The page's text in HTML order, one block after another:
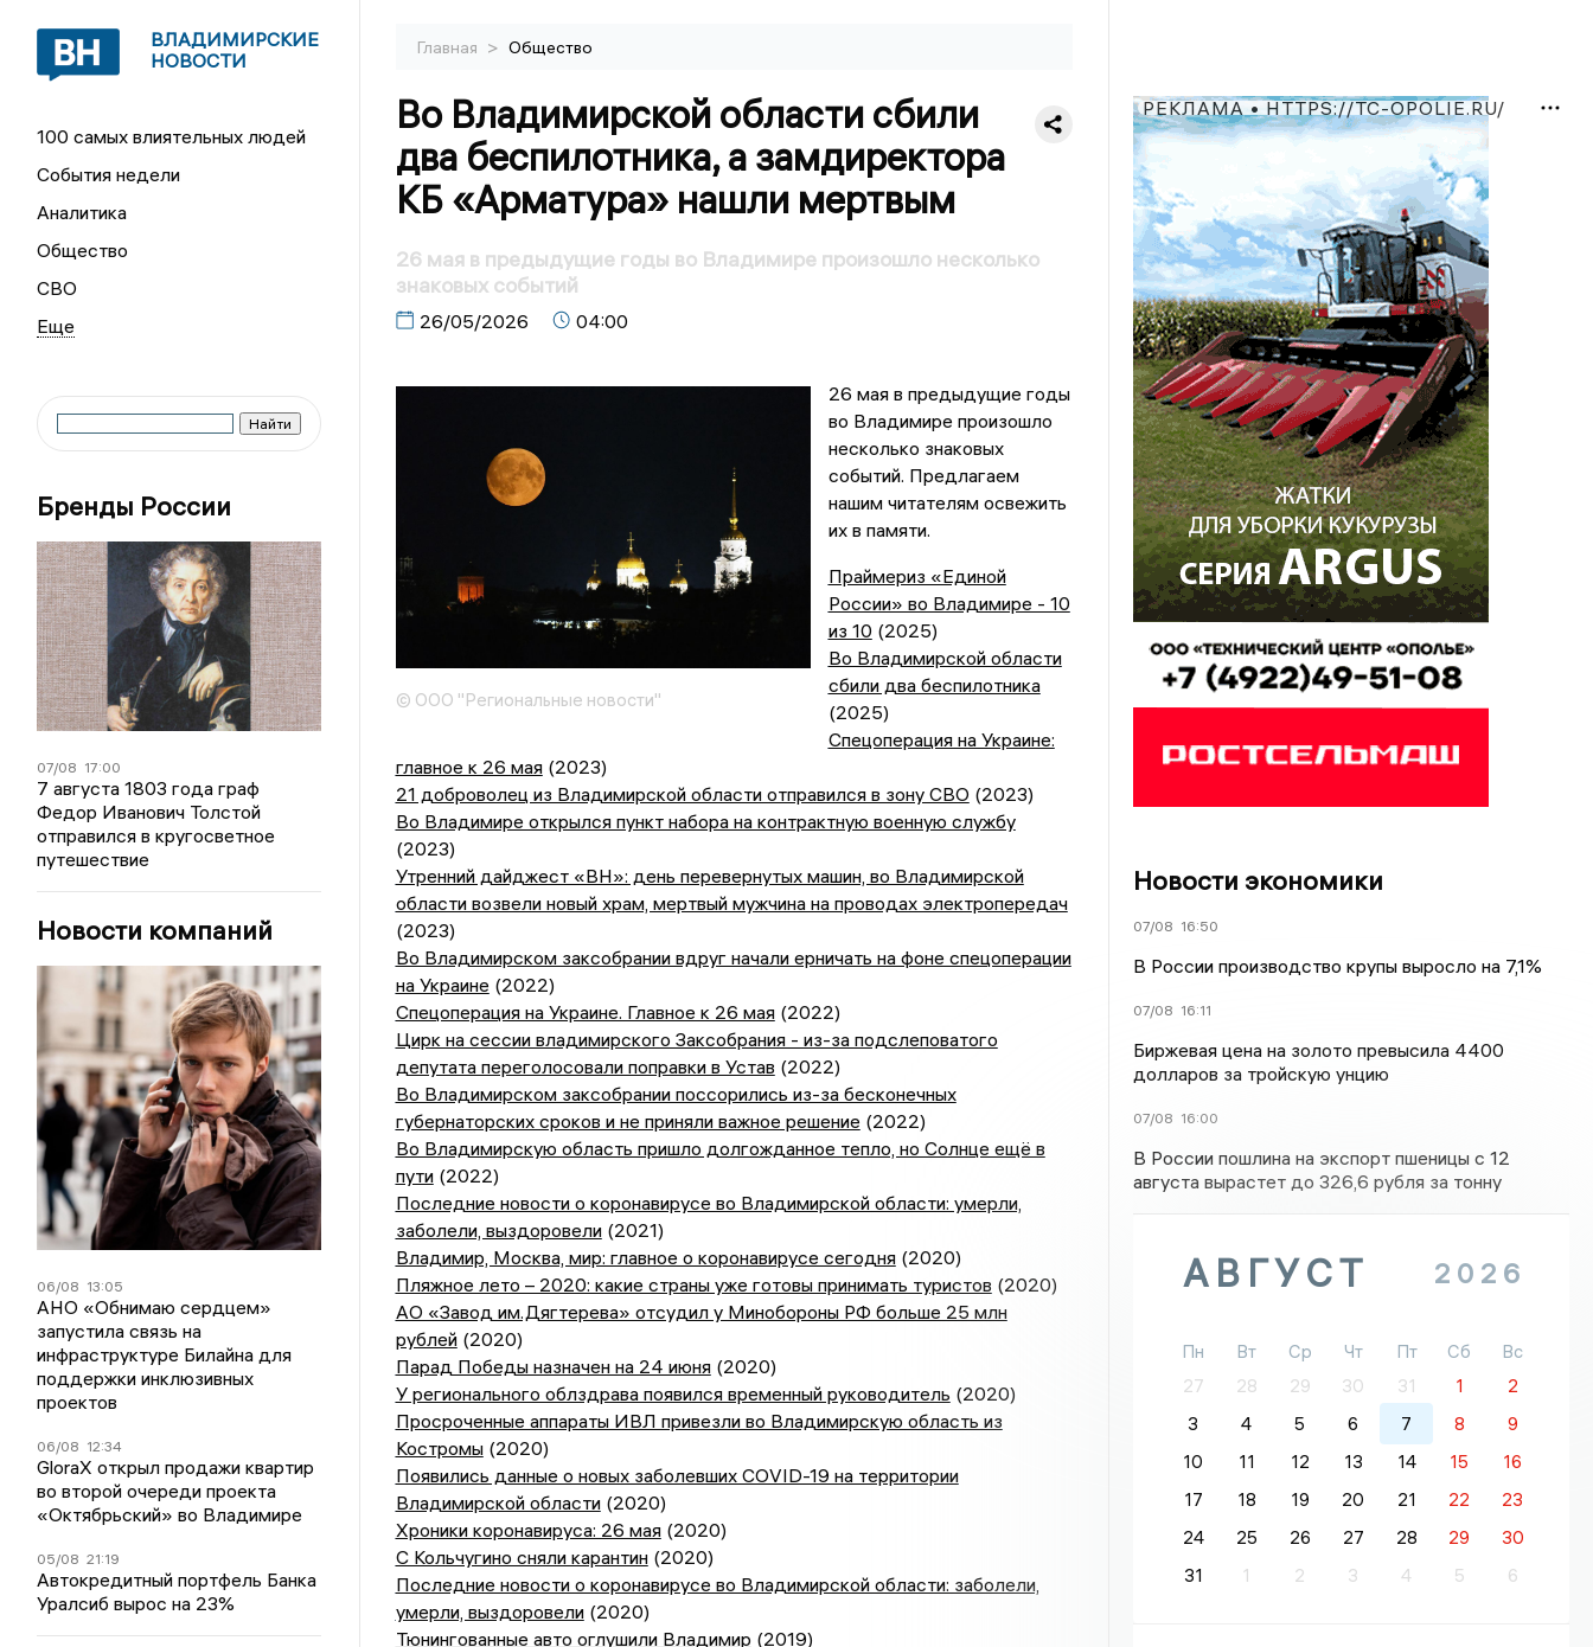
ВЛАДИМИРСКИЕ
НОВОСТИ
100 самых влиятельных людей
События недели
Аналитика
Общество
СВО
Бренды России
07/08 17:00
7 августа 1803 года граф
Федор Иванович Толстой
отправился в кругосветное
путешествие
Новости компаний
06/08 13:05
АНО «Обнимаю сердцем»
запустила связь на
инфраструктуре Билайна для
поддержки инклюзивных
проектов
06/08 12:34
GloraX открыл продажи квартир
во второй очереди проекта
«Октябрьский» во Владимире
05/08 21:19
Автокредитный портфель Банка
Уралсиб вырос на 23%
Главная > Общество
Во Владимирской области сбили
два беспилотника, а замдиректора
КБ «Арматура» нашли мертвым
26 мая в предыдущие годы во Владимире произошло несколько
знаковых событий
26/05/2026 04:00
© ООО "Региональные новости"
26 мая в предыдущие годы
во Владимире произошло
несколько знаковых
событий. Предлагаем
нашим читателям освежить
их в памяти.
Праймериз «Единой
России» во Владимире - 10
из 10 (2025)
Во Владимирской области
сбили два беспилотника
(2025)
Спецоперация на Украине:
главное к 26 мая(2023)
21 доброволец из Владимирской области отправился в зону СВО (2023)
Во Владимире открылся пункт набора на контрактную военную службу
(2023)
Утренний дайджест «ВН»: день перевернутых машин, во Владимирской
области возвели новый храм, мертвый мужчина на проводах электропередач
(2023)
Во Владимирском заксобрании вдруг начали ерничать на фоне спецоперации
на Украине (2022)
Спецоперация на Украине. Главное к 26 мая(2022)
Цирк на сессии владимирского Заксобрания - из-за подслеповатого
депутата переголосовали поправки в Устав (2022)
Во Владимирском заксобрании поссорились из-за бесконечных
губернаторских сроков и не приняли важное решение (2022)
Во Владимирскую область пришло долгожданное тепло, но Солнце ещё в
пути(2022)
Последние новости о коронавирусе во Владимирской области: умерли,
заболели, выздоровели(2021)
Владимир, Москва, мир: главное о коронавирусе сегодня(2020)
Пляжное лето – 2020: какие страны уже готовы принимать туристов (2020)
АО «Завод им.Дягтерева» отсудил у Минобороны РФ больше 25 млн
рублей(2020)
Парад Победы назначен на 24 июня(2020)
У регионального облздрава появился временный руководитель (2020)
Просроченные аппараты ИВЛ привезли во Владимирскую область из
Костромы(2020)
Появились данные о новых заболевших COVID-19 на территории
Владимирской области(2020)
Хроники коронавируса: 26 мая(2020)
С Кольчугино сняли карантин(2020)
Последние новости о коронавирусе во Владимирской области: заболели,
умерли, выздоровели(2020)
Тюнингованные авто оглушили Владимир (2019)
РЕКЛАМА • HTTPS://TC-OPOLIE.RU/
Новости экономики
07/08 16:50
В России производство крупы выросло на 7,1%
07/08 16:11
Биржевая цена на золото превысила 4400
долларов за тройскую унцию
07/08 16:00
В России пошлина на экспорт пшеницы с 12
августа вырастет до 326,6 рубля за тонну
АВГУСТ 2026
Пн Вт Ср Чт Пт Сб
Вс
27
28 29 30 31 1
2
3
4 5 6 7 8
9
10
11 12 13 14 15
16
17
18 19 20 21 22
23
24
25 26 27 28 29
30
31
1 2 3 4 5 6